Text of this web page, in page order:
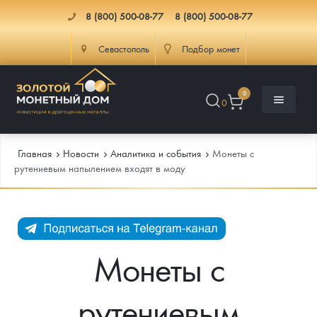
8 (800) 500-08-77 8 (800) 500-08-77
Севастополь Подбор монет
0
0
Каталог Монет
Инвестиционные монеты
Инфо
Главная Новости Аналитика и события
Монеты с
рутениевым напылением входят в моду
Монеты с